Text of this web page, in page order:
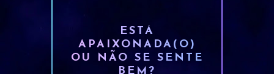
ESTÁ
APAIXONADA(O)
OU NÃO SE SENTE
BEM?